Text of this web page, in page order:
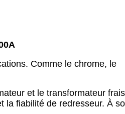
Comme le chrome, le
et le transformateur
la fiabilité de redresseur. À